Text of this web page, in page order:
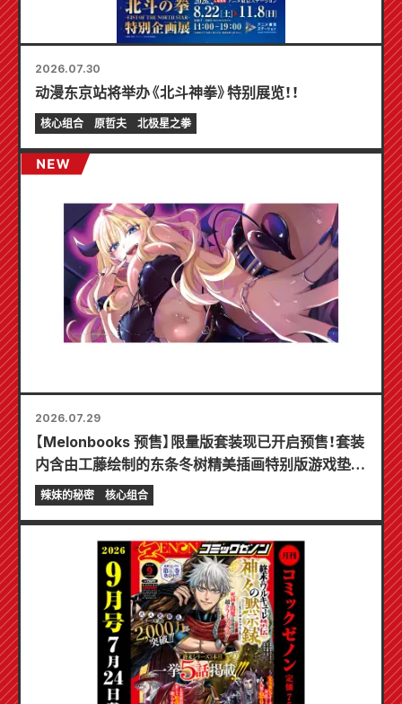
2026.07.30
动漫东京站将举办《北斗神拳》特别展览！！
核心组合 原哲夫 北极星之拳
2026.07.29
【Melonbooks 预售】限量版套装现已开启预售！套装
内含由工藤绘制的东条冬树精美插画特别版游戏垫！
《辣妹新娘的秘密》最新第6卷将于10月20日发售！
辣妹的秘密 核心组合